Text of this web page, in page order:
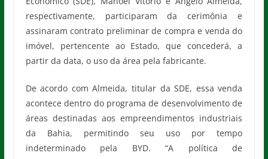
respectivamente, participaram da cerimônia e
assinaram contrato preliminar de compra e venda do
imóvel, pertencente ao Estado, que concederá, a
partir da data, o uso da área pela fabricante.
De acordo com Almeida, titular da SDE, essa venda
acontece dentro do programa de desenvolvimento de
áreas destinadas aos empreendimentos industriais
da Bahia, permitindo seu uso por tempo
indeterminado pela BYD. “A política de